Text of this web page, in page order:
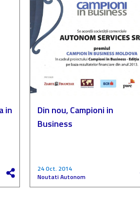
in
Din nou, Campioni in
Business
24 Oct. 2014
Noutati Autonom